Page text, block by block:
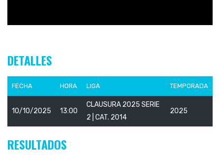
DETALLES
FECHA HORA LIGA TEMPORADA
10/10/2025 13:00
CLAUSURA 2025 SERIE
2 | CAT. 2014
2025
RESULTADOS